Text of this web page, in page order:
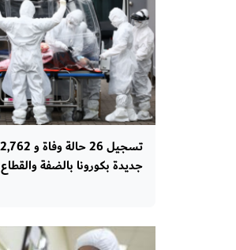
جديدة بكورونا بالضفة والقطاع